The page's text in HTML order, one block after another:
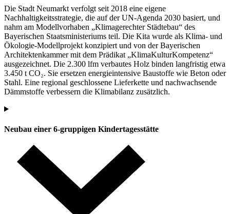
Die Stadt Neumarkt verfolgt seit 2018 eine eigene
Nachhaltigkeitsstrategie, die auf der UN-Agenda 2030 basiert, und
nahm am Modellvorhaben „Klimagerechter Städtebau“ des
Bayerischen Staatsministeriums teil. Die Kita wurde als Klima- und
Ökologie-Modellprojekt konzipiert und von der Bayerischen
Architektenkammer mit dem Prädikat „KlimaKulturKompetenz“
ausgezeichnet. Die 2.300 lfm verbautes Holz binden langfristig etwa
3.450 t CO₂. Sie ersetzen energieintensive Baustoffe wie Beton oder
Stahl. Eine regional geschlossene Lieferkette und nachwachsende
Dämmstoffe verbessern die Klimabilanz zusätzlich.
Neubau einer 6-gruppigen Kindertagesstätte